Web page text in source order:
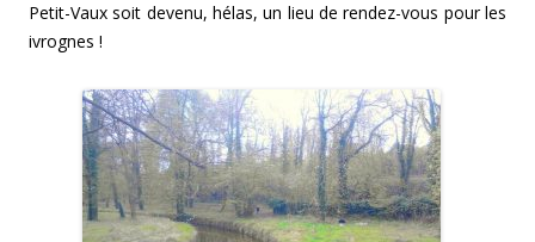
Petit-Vaux soit devenu, hélas, un lieu de rendez-vous pour les
ivrognes !